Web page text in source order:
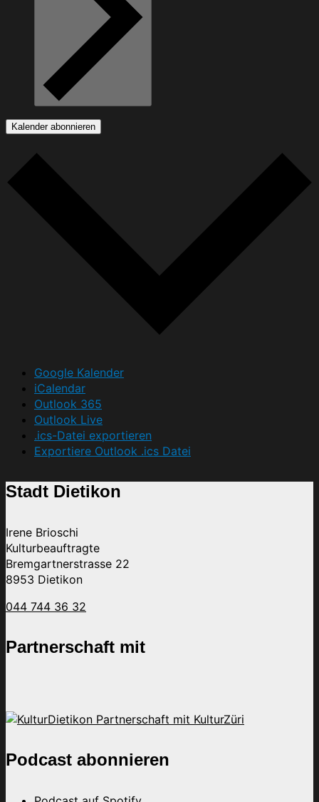
Kalender abonnieren
Google Kalender
iCalendar
Outlook 365
Outlook Live
.ics-Datei exportieren
Exportiere Outlook .ics Datei
Stadt Dietikon
Irene Brioschi
Kulturbeauftragte
Bremgartnerstrasse 22
8953 Dietikon
044 744 36 32
Partnerschaft mit
Podcast abonnieren